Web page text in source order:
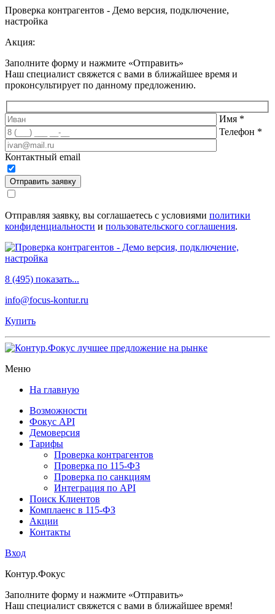
Проверка контрагентов - Демо версия, подключение,
настройка
Акция:
Заполните форму и нажмите «Отправить»
Наш специалист свяжется с вами в ближайшее время и
проконсультирует по данному предложению.
Имя *
Телефон *
Контактный email
Отправить заявку
Отправляя заявку, вы соглашаетесь с условиями политики
конфиденциальности и пользовательского соглашения.
8 (495) показать...
info@focus-kontur.ru
Купить
Меню
На главную
Возможности
Фокус API
Демоверсия
Тарифы
Проверка контрагентов
Проверка по 115-ФЗ
Проверка по санкциям
Интеграция по API
Поиск Клиентов
Комплаенс в 115-ФЗ
Акции
Контакты
Вход
Контур.Фокус
Заполните форму и нажмите «Отправить»
Наш специалист свяжется с вами в ближайшее время!